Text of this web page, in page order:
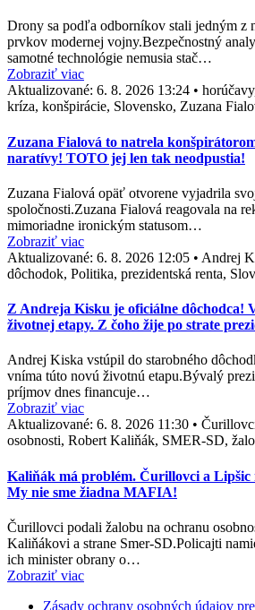
Drony sa podľa odborníkov stali jedným z
prvkov modernej vojny.Bezpečnostný
samotné technológie nemusia stač…
Zobraziť viac
Aktualizované: 6. 8. 2026 13:24 •
kríza, konšpirácie, Slovensko, Zuzana
Zuzana Fialová to natrela
naratívy! TOTO jej len tak neodpustia!
Zuzana Fialová opäť otvorene vyjadrila
spoločnosti.Zuzana Fialová reagovala na
mimoriadne ironickým statusom…
Zobraziť viac
Aktualizované: 6. 8. 2026 12:05 • Andrej
dôchodok, Politika, prezidentská renta,
Z Andreja Kisku je oficiálne dôchodca!
životnej etapy. Z čoho žije po strate
Andrej Kiska vstúpil do starobného
vníma túto novú životnú etapu.Bývalý
príjmov dnes financuje…
Zobraziť viac
Aktualizované: 6. 8. 2026 11:30 •
osobnosti, Robert Kaliňák, SMER-SD,
Kaliňák má problém. Čurillovci a Lipšic
My nie sme žiadna MAFIA!
Čurillovci podali žalobu na ochranu
Kaliňákovi a strane Smer-SD.Policajti
ich minister obrany o…
Zobraziť viac
Zásady ochrany osobných údajov